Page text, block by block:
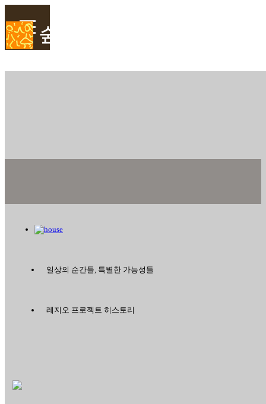
일상의 순간들, 특별한 가능성들
레지오 프로젝트 히스토리